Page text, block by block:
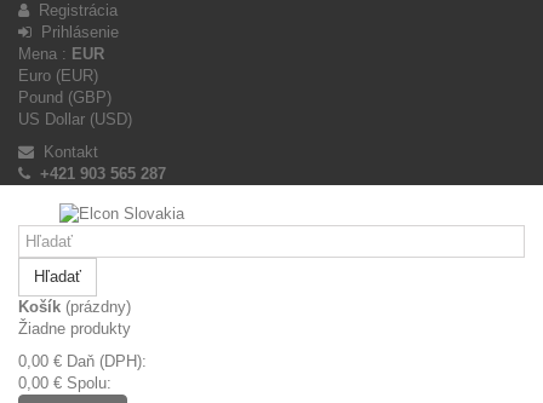
Registrácia
Prihlásenie
Mena : EUR
Euro (EUR)
Pound (GBP)
US Dollar (USD)
Kontakt
+421 903 565 287
Hľadať
Košík (prázdny)
Žiadne produkty
0,00 € Daň (DPH):
0,00 € Spolu: